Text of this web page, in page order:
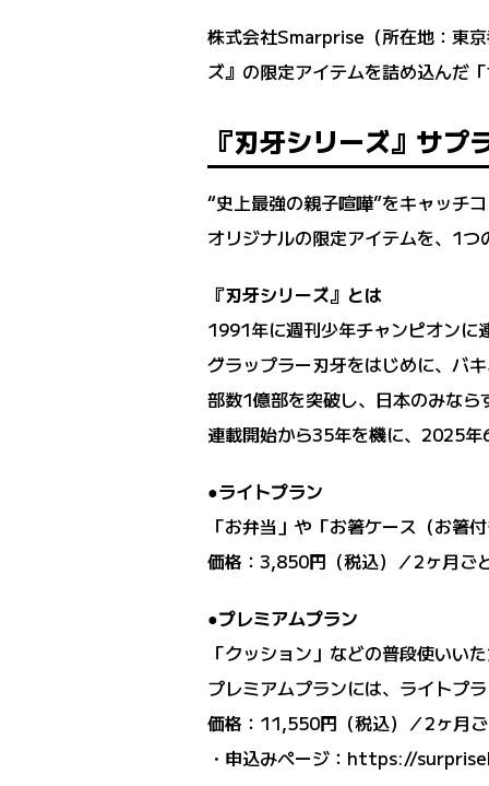
株式会社Smarprise（所在地：東
ズ』の限定アイテムを詰め込んだ
『刃牙シリーズ』サプ
“史上最強の親子喧嘩”をキャッチ
オリジナルの限定アイテムを、1
『刃牙シリーズ』とは
1991年に週刊少年チャンピオンに
グラップラー刃牙をはじめに、バ
部数1億部を突破し、日本のみな
連載開始から35年を機に、2025
●ライトプラン
「お弁当」や「お箸ケース（お箸
価格：3,850円（税込）／2ヶ月ご
●プレミアムプラン
「クッション」などの普段使いい
プレミアムプランには、ライトプ
価格：11,550円（税込）／2ヶ月
・申込みページ： https://